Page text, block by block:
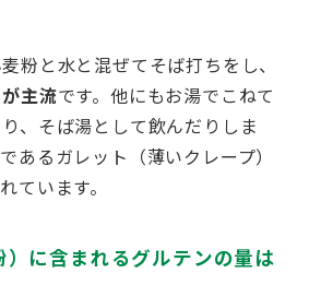
粉と水と混ぜてそば打ちをし、
主流です。他にもお湯でこねて
、そば湯として飲んだりしま
あるガレット（薄いクレープ）
ています。
）に含まれるグルテンの量は